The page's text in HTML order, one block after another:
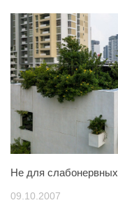
Не для слабонервных
09.10.2007